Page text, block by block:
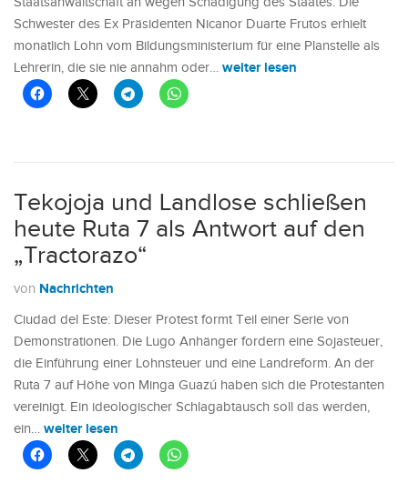
Schwester des Ex Präsidenten Nicanor Duarte Frutos erhielt
monatlich Lohn vom Bildungsministerium für eine Planstelle als
Lehrerin, die sie nie annahm oder… weiter lesen
Tekojoja und Landlose schließen
heute Ruta 7 als Antwort auf den
„Tractorazo“
von Nachrichten
Ciudad del Este: Dieser Protest formt Teil einer Serie von
Demonstrationen. Die Lugo Anhänger fordern eine Sojasteuer,
die Einführung einer Lohnsteuer und eine Landreform. An der
Ruta 7 auf Höhe von Minga Guazú haben sich die Protestanten
vereinigt. Ein ideologischer Schlagabtausch soll das werden,
ein… weiter lesen